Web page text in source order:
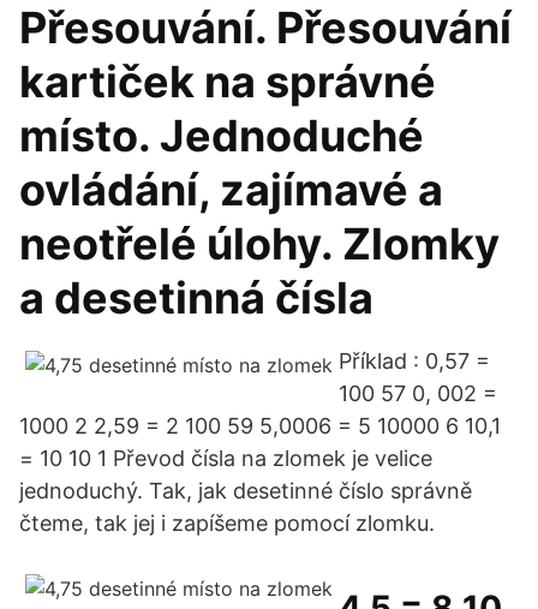
Přesouvání. Přesouvání
kartiček na správné
místo. Jednoduché
ovládání, zajímavé a
neotřelé úlohy. Zlomky
a desetinná čísla
Příklad : 0,57 =
100 57 0, 002 =
1000 2 2,59 = 2 100 59 5,0006 = 5 10000 6 10,1
= 10 10 1 Převod čísla na zlomek je velice
jednoduchý. Tak, jak desetinné číslo správně
čteme, tak jej i zapíšeme pomocí zlomku.